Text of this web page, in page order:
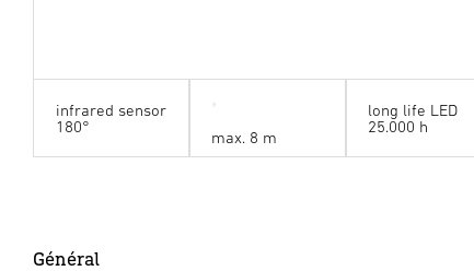
infrared sensor
180°
max. 8 m
long life LED
25.000 h
Général